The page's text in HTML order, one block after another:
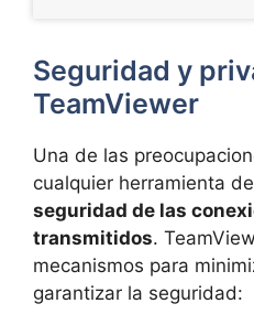
Seguridad y
TeamViewer
Una de las
cualquier herramienta
seguridad de las
transmitidos.
mecanismos para
garantizar la seguridad: